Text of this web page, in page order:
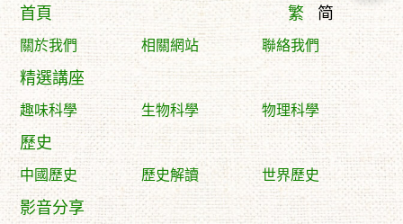
首頁 简
繁
關於我們 相關網站 聯絡我們
精選講座
趣味科學 生物科學 物理科學
歷史
中國歷史 歷史解讀 世界歷史
影音分享